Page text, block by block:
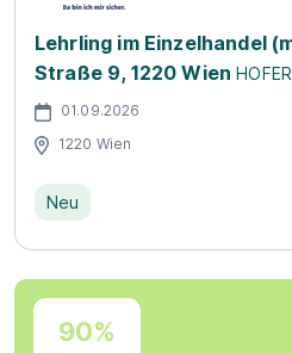
Lehrling im Einzelhandel
Straße 9, 1220 Wien
01.09.2026
1220 Wien
Neu
90%